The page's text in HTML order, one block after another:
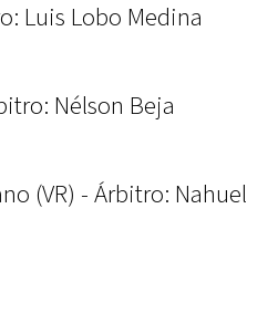
Luis Lobo Medina
Nélson Beja
(VR) - Árbitro: Nahuel